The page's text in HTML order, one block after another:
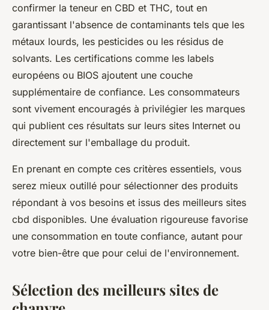
confirmer la teneur en CBD et THC, tout en
garantissant l'absence de contaminants tels que les
métaux lourds, les pesticides ou les résidus de
solvants. Les certifications comme les labels
européens ou BIOS ajoutent une couche
supplémentaire de confiance. Les consommateurs
sont vivement encouragés à privilégier les marques
qui publient ces résultats sur leurs sites Internet ou
directement sur l'emballage du produit.
En prenant en compte ces critères essentiels, vous
serez mieux outillé pour sélectionner des produits
répondant à vos besoins et issus des meilleurs sites
cbd disponibles. Une évaluation rigoureuse favorise
une consommation en toute confiance, autant pour
votre bien-être que pour celui de l'environnement.
Sélection des meilleurs sites de